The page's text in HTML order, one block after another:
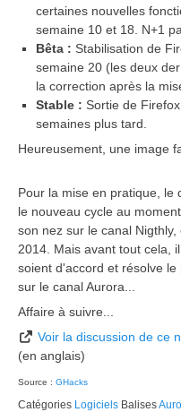
certaines nouvelles
semaine 10 et 18. N+1
Bêta : Stabilisation de
semaine 20 (les deux
la correction après la
Stable : Sortie de
semaines plus tard.
Heureusement, une image
Pour la mise en pratique, le
le nouveau cycle au
son nez sur le canal
2014. Mais avant tout cela,
soient d'accord et résolve
sur le canal Aurora...
Affaire à suivre...
Voir la discussion de ce
(en anglais)
Source : GHacks
Catégories Logiciels Balises